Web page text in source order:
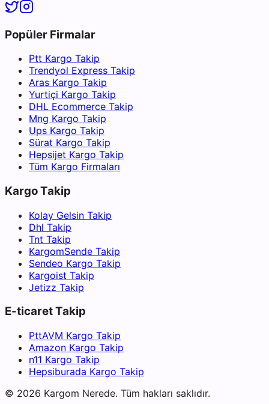
Popüler Firmalar
Ptt Kargo Takip
Trendyol Express Takip
Aras Kargo Takip
Yurtiçi Kargo Takip
DHL Ecommerce Takip
Mng Kargo Takip
Ups Kargo Takip
Sürat Kargo Takip
Hepsijet Kargo Takip
Tüm Kargo Firmaları
Kargo Takip
Kolay Gelsin Takip
Dhl Takip
Tnt Takip
KargomSende Takip
Sendeo Kargo Takip
Kargoist Takip
Jetizz Takip
E-ticaret Takip
PttAVM Kargo Takip
Amazon Kargo Takip
n11 Kargo Takip
Hepsiburada Kargo Takip
© 2026 Kargom Nerede. Tüm hakları saklıdır.